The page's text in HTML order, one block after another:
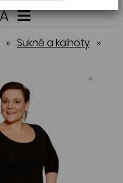
» Sukně a kalhoty »